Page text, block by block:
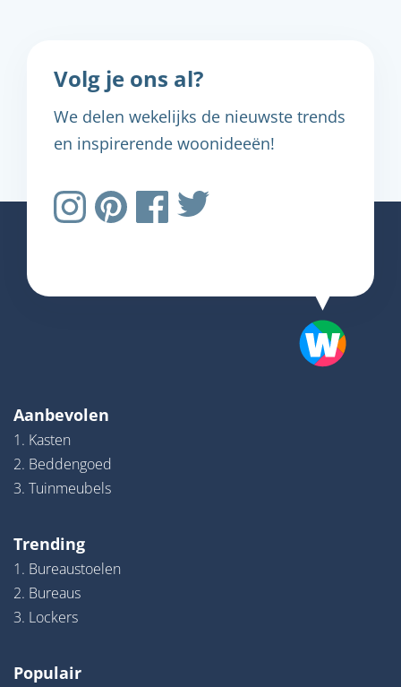
Volg je ons al?
We delen wekelijks de nieuwste trends
en inspirerende woonideeën!
Aanbevolen
1. Kasten
2. Beddengoed
3. Tuinmeubels
Trending
1. Bureaustoelen
2. Bureaus
3. Lockers
Populair